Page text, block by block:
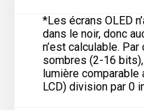
*Les écrans OLED
dans le noir, donc
n’est calculable.
sombres (2-16
lumière
LCD) division par 0